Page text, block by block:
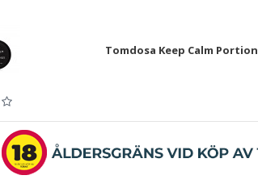
Tomdosa Keep Calm Portion